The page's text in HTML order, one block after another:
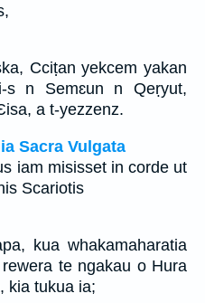
Cciṭan yekcem yakan
n Semɛun n Qeṛyut,
a t-yezzenz.
Sacra Vulgata
iam misisset in corde ut
Scariotis
kua whakamaharatia
te ngakau o Hura
kia tukua ia;